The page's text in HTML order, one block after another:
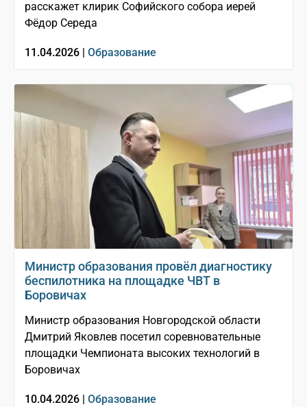
расскажет клирик Софийского собора иерей
Фёдор Середа
11.04.2026 | Образование
Министр образования провёл диагностику
беспилотника на площадке ЧВТ в
Боровичах
Министр образования Новгородской области
Дмитрий Яковлев посетил соревновательные
площадки Чемпионата высоких технологий в
Боровичах
10.04.2026 | Образование